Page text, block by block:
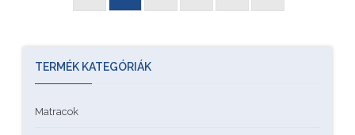
TERMÉK KATEGÓRIÁK
Matracok